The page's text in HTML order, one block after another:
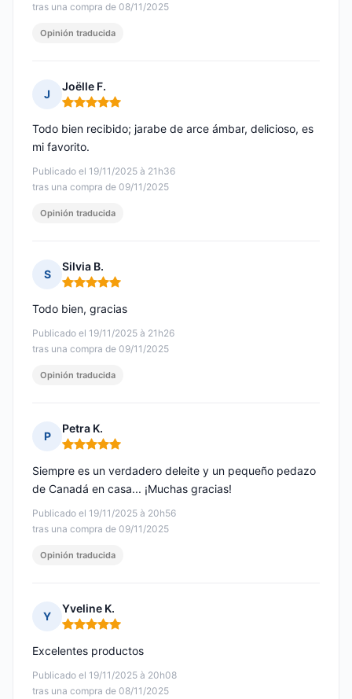
tras una compra de 08/11/2025
Opinión traducida
J
Joëlle F.
Nota: 5 de 5
Publicado el 19/11/2025 à 21h36
tras una compra de 09/11/2025
Todo bien recibido; jarabe de arce ámbar, delicioso, es
mi favorito.
Opinión traducida
S
Silvia B.
Nota: 5 de 5
Publicado el 19/11/2025 à 21h26
tras una compra de 09/11/2025
Todo bien, gracias
Opinión traducida
P
Petra K.
Nota: 5 de 5
Publicado el 19/11/2025 à 20h56
tras una compra de 09/11/2025
Siempre es un verdadero deleite y un pequeño pedazo
de Canadá en casa... ¡Muchas gracias!
Opinión traducida
Y
Yveline K.
Nota: 5 de 5
Publicado el 19/11/2025 à 20h08
tras una compra de 08/11/2025
Excelentes productos